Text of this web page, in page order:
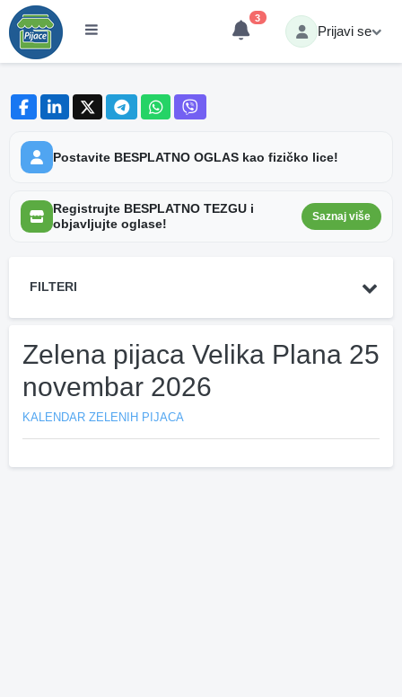
3
Prijavi se
Postavite BESPLATNO OGLAS kao fizičko lice!
Registrujte BESPLATNO TEZGU i
objavljujte oglase!
Saznaj više
FILTERI
Zelena pijaca Velika Plana 25
novembar 2026
KALENDAR ZELENIH PIJACA